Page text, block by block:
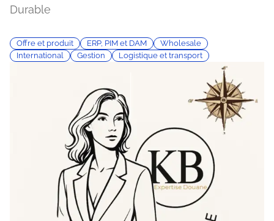
Durable
Offre et produit ERP, PIM et DAM
Wholesale
International
Gestion Logistique et transport